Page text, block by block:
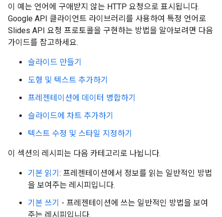
이 예는 언어에 구애받지 않는 HTTP 요청으로 표시됩니다.
Google API 클라이언트 라이브러리를 사용하여 특정 언어로
Slides API 요청 프로토콜을 구현하는 방법을 알아보려면 다음
가이드를 참고하세요.
슬라이드 만들기
도형 및 텍스트 추가하기
프레젠테이션에 데이터 병합하기
슬라이드에 차트 추가하기
텍스트 수정 및 스타일 지정하기
이 섹션의 레시피는 다음 카테고리로 나뉩니다.
기본 읽기 : 프레젠테이션에서 정보를 읽는 일반적인 방법
을 보여주는 레시피입니다.
기본 쓰기 - 프레젠테이션에 쓰는 일반적인 방법을 보여
주는 레시피입니다.